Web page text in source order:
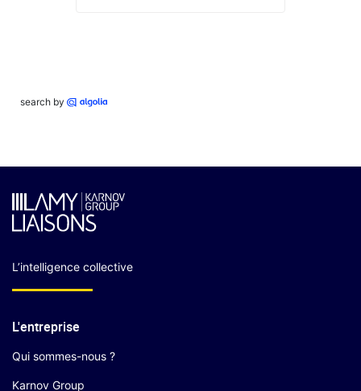
search by
L’intelligence collective
L'entreprise
Qui sommes-nous ?
Karnov Group